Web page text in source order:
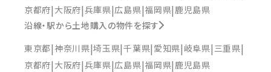
京都府 大阪府 兵庫県 広島県 福岡県 鹿児島県
沿線・駅から土地購入の物件を探す
東京都 神奈川県 埼玉県 千葉県 愛知県 岐阜県 三重県
京都府 大阪府 兵庫県 広島県 福岡県 鹿児島県